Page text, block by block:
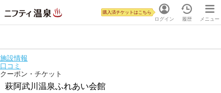
ログイン
購入済チケットはこちら
履歴 メニュー
施設情報
口コミ
クーポン・チケット
萩阿武川温泉ふれあい会館